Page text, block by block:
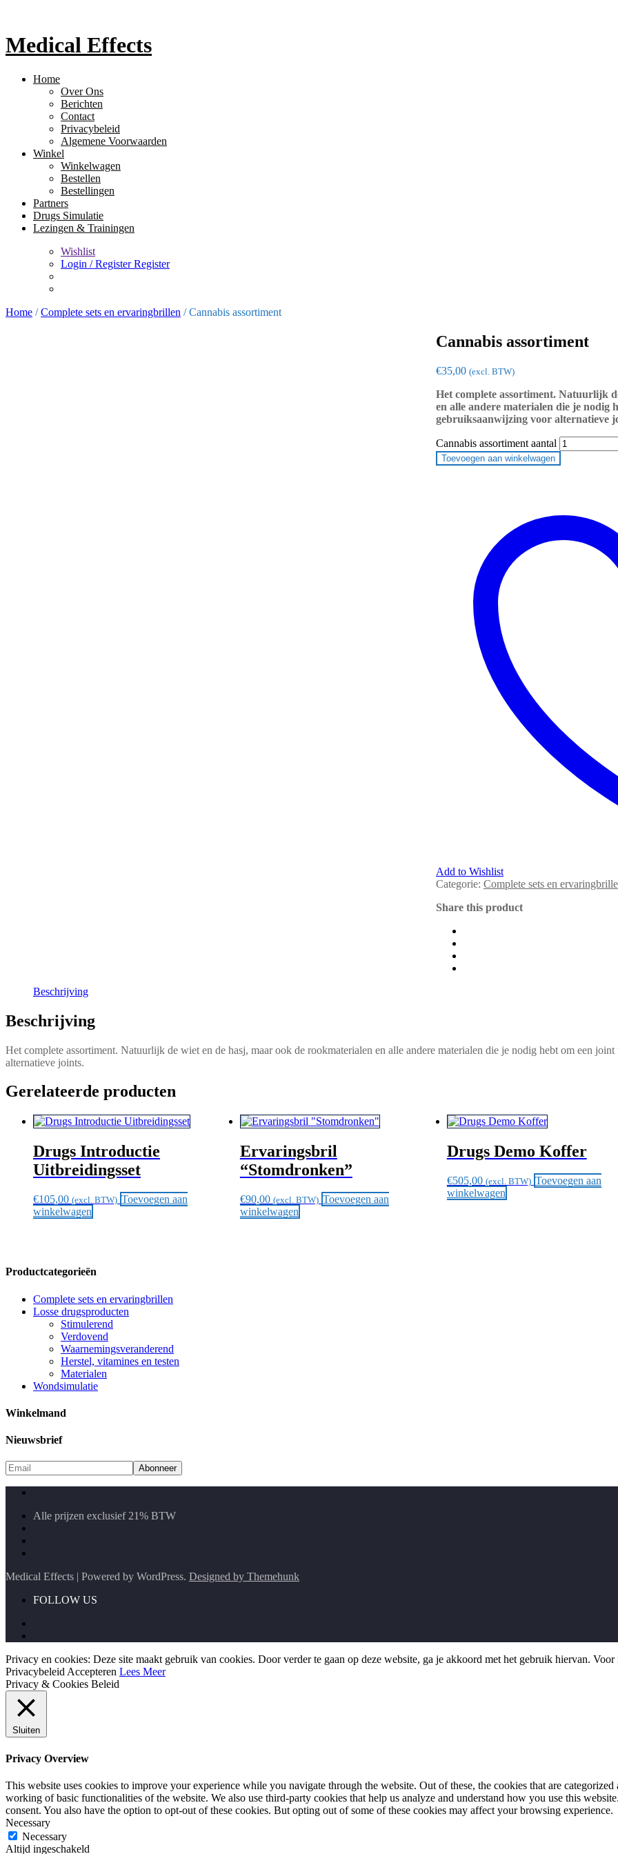
Medical Effects
Home
Over Ons
Berichten
Contact
Privacybeleid
Algemene Voorwaarden
Winkel
Winkelwagen
Bestellen
Bestellingen
Partners
Drugs Simulatie
Lezingen & Trainingen
Wishlist
Login / Register Register
Home /Complete sets en ervaringbrillen / Cannabis assortiment
Cannabis assortiment
€35,00 (excl. BTW)
Het complete assortiment. Natuurlijk
en alle andere materialen die je nodig
gebruiksaanwijzing voor alternatieve
Cannabis assortiment aantal
Toevoegen aan winkelwagen
Add to Wishlist
Categorie: Complete sets en
Share this product
Beschrijving
Beschrijving
Het complete assortiment. Natuurlijk de wiet en de hasj, maar ook de rookmaterialen en alle andere materialen die je nodig hebt om een
alternatieve joints.
Gerelateerde producten
Drugs Introductie
Uitbreidingsset
€105,00 (excl. BTW) Toevoegen aan
winkelwagen
Ervaringsbril
“Stomdronken”
€90,00 (excl. BTW) Toevoegen aan
winkelwagen
Drugs Demo Koffer
€505,00 (excl. BTW) Toevoegen aan
winkelwagen
Productcategorieën
Complete sets en ervaringbrillen
Losse drugsproducten
Stimulerend
Verdovend
Waarnemingsveranderend
Herstel, vitamines en testen
Materialen
Wondsimulatie
Winkelmand
Nieuwsbrief
Alle prijzen exclusief 21% BTW
Medical Effects | Powered by WordPress. Designed by Themehunk
FOLLOW US
Privacy en cookies: Deze site maakt gebruik van cookies. Door verder te gaan op deze website, ga je akkoord met het gebruik hiervan.
Privacybeleid Accepteren Lees Meer
Privacy & Cookies Beleid
Sluiten
Privacy Overview
This website uses cookies to improve your experience while you navigate through the website. Out of these, the cookies that are categorized
working of basic functionalities of the website. We also use third-party cookies that help us analyze and understand how you use this
consent. You also have the option to opt-out of these cookies. But opting out of some of these cookies may affect your browsing experience.
Necessary
Necessary
Altijd ingeschakeld